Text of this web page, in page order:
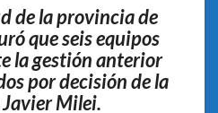
de la provincia de
que seis equipos
la gestión anterior
por decisión de la
Milei.